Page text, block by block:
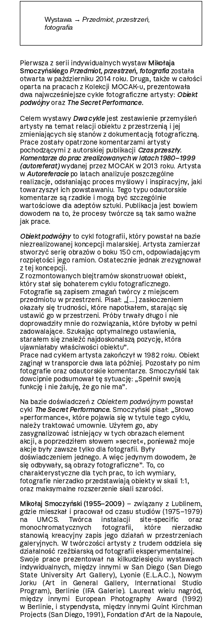
Wystawa →Przedmiot, przestrzeń,
fotografia
Pierwsza z serii indywidualnych wystaw Mikołaja
Smoczyńskiego Przedmiot, przestrzeń, fotografiazostała
otwarta w październiku 2014 roku. Druga, także w całości
oparta na pracach z Kolekcji MOCAK-u, prezentowała
dwa najwcześniejsze cykle fotograficzne artysty: Obiekt
podwójnyoraz The Secret Performance.
Celem wystawy Dwa cyklejest zestawienie przemyśleń
artysty na temat relacji obiektu z przestrzenią i jej
zmieniających się stanów z dokumentacją fotograficzną.
Prace zostały opatrzone komentarzami artysty
pochodzącymi z autorskiej publikacji Czas przeszły.
Komentarze do prac zrealizowanych w latach 1980–1999
(autoreferat) wydanej przez MOCAK w 2013 roku. Artysta
wAutoreferacie po latach analizuje poszczególne
realizacje, odsłaniając proces myślowy i inspiracyjny, jaki
towarzyszył ich powstawaniu. Tego typu odautorskie
komentarze są rzadkie i mogą być szczególnie
wartościowe dla adeptów sztuki. Publikacja jest bowiem
dowodem na to, że procesy twórcze są tak samo ważne
jak prace.
Obiekt podwójny to cykl fotografii, który powstał na bazie
niezrealizowanej koncepcji malarskiej. Artysta zamierzał
stworzyć serię obrazów o boku 150 cm, odpowiadającym
rozpiętości jego ramion. Ostatecznie jednak zrezygnował
z tej koncepcji.
Z rozmontowanych blejtramów skonstruował obiekt,
który stał się bohaterem cyklu fotograficznego.
Fotografie są zapisem zmagań twórcy z miejscem
przedmiotu w przestrzeni. Pisał: „[…] zaskoczeniem
okazały się trudności, które napotkałem, starając się
ustawić go w przestrzeni. Próby trwały długo i nie
doprowadziły mnie do rozwiązania, które byłoby w pełni
zadowalające. Szukając optymalnego ustawienia,
starałem się znaleźć najdoskonalszą pozycję, która
ujawniałaby właściwości obiektu”.
Prace nad cyklem artysta zakończył w 1982 roku. Obiekt
zaginął w transporcie dwa lata później. Pozostały po nim
fotografie oraz odautorskie komentarze. Smoczyński tak
dowcipnie podsumował tę sytuację: „Spełnił swoją
funkcję i nie żałuję, że go nie ma”.
Na bazie doświadczeń z Obiektem podwójnympowstał
cykl The Secret Performance. Smoczyński pisał: „Słowo
»performance«, które pojawia się w tytule tego cyklu,
należy traktować umownie. Użyłem go, aby
zasygnalizować istniejący w tych obrazach element
akcji, a poprzedziłem słowem »secret«, ponieważ moje
akcje były zawsze tylko dla fotografii. Były
doświadczeniem jednego. A więc jedynym dowodem, że
się odbywały, są obrazy fotograficzne”. To, co
charakterystyczne dla tych prac, to ich wymiary,
fotografie nierzadko przedstawiają obiekty w skali 1:1,
oraz maksymalne rozszerzenie skali szarości.
Mikołaj Smoczyński (1955–2009)– związany z Lublinem,
gdzie mieszkał i pracował od czasu studiów (1975–1979)
na UMCS. Twórca instalacji site-specific oraz
monochromatycznych fotografii, które nierzadko
stanowią kreacyjny zapis jego działań w przestrzeniach
galeryjnych. W twórczości artysty z trudem oddziela się
działalność rzeźbiarską od fotografii eksperymentalnej.
Swoje prace prezentował na kilkudziesięciu wystawach
indywidualnych, między innymi w San Diego (San Diego
State University Art Gallery), Lyonie (E.L.A.C.), Nowym
Jorku (Art in General Gallery, International Studio
Program), Berlinie (IFA Galerie). Laureat wielu nagród,
między innymi European Photography Award (1992)
w Berlinie, i stypendysta, między innymi Quint Kirchman
Projects (San Diego, 1991), Fondation d’Art de la Napoule,